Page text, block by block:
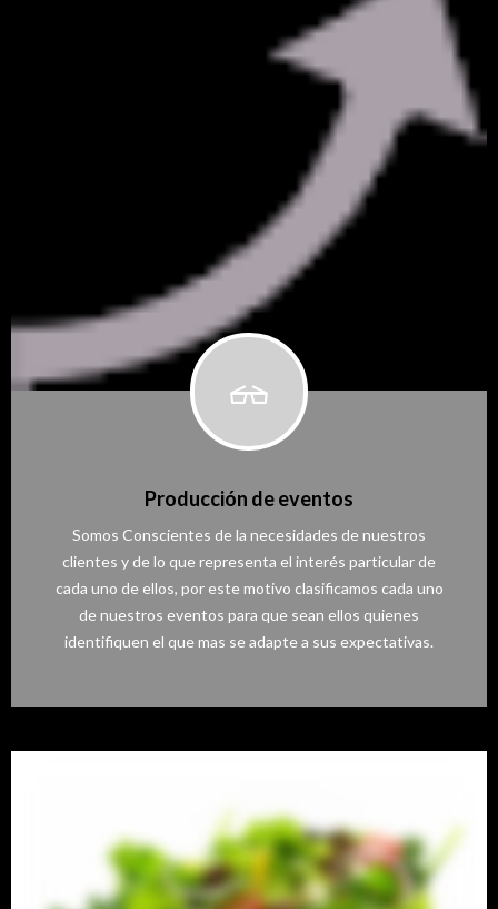
Producción de eventos
Somos Conscientes de la necesidades de nuestros
clientes y de lo que representa el interés particular de
cada uno de ellos, por este motivo clasificamos cada uno
de nuestros eventos para que sean ellos quienes
identifiquen el que mas se adapte a sus expectativas.